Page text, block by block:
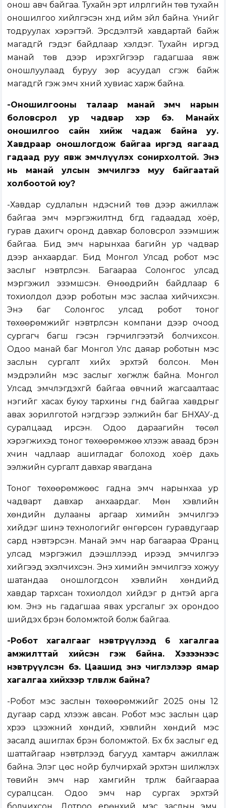
онош авч байгаа. Тухайн эрт илрүүлгийн төв тухайн
оношилгоо хийлгэсэн хүнд ийм зүйл байна. Үүнийг
тодруулах хэрэгтэй. Эрсдэлтэй хавдартай байж
магадгүй гэдэг байдлаар хэлдэг. Тухайн иргэд
манай төв дээр ирэхгүйгээр гадагшаа явж
оношлуулаад буруу зөрүү асуудал үүсгэж байж
магадгүй гэж эмч хүний хувиас харж байна.
-Оношилгооны талаар манай эмч нарын
боловсрол ур чадвар хэр бэ. Манайх
оношилгоо сайн хийж чадаж байна уу.
Хавдраар оношлогдож байгаа иргэд яагаад
гадаад руу явж эмчлүүлэх сонирхолтой. Энэ
нь манай улсын эмчилгээ муу байгаатай
холбоотой юу?
-Хавдар судлалын үндэсний төв дээр ажиллаж
байгаа эмч мэргэжилтнүүд бүгд гадаадад хоёр,
гурав дахигч оронд давхар боловсрол эзэмшиж
байгаа. Бид эмч нарынхаа багийн ур чадвар
дээр анхаардаг. Бид Монгол Улсад робот мэс
заслыг нэвтрүүлсэн. Багаараа Солонгос улсад
мэргэжил эзэмшсэн. Өнөөдрийн байдлаар 6
тохиолдол дээр роботын мэс заслаа хийчихсэн.
Энэ баг Солонгос улсад робот тоног
төхөөрөмжийг нэвтрүүлсэн компани дээр очоод
сургагч багш гэсэн гэрчилгээтэй болчихсон.
Одоо манай баг Монгол Улс даяар роботын мэс
заслын сургалт хийх эрхтэй болсон. Мөн
мэдрэлийн мэс заслыг хөгжүүлж байна. Монгол
Улсад эмчлэгдэхгүй байгаа өвчний жагсаалтаас
нэгийг хасах буюу тархины гүнд байгаа хавдрыг
авах зорилготой нэгдүгээр ээлжийн баг БНХАУ-д
суралцаад ирсэн. Одоо дараагийн төсөл
хэрэгжихэд тоног төхөөрөмжөө хүлээж аваад бүрэн
хүчин чадлаар ашигладаг болоход хоёр дахь
ээлжийн сургалт давхар явагдана
Тоног төхөөрөмжөөс гадна эмч нарынхаа ур
чадварт давхар анхаардаг. Мөн хэвлийн
хөндийн дулааны аргаар химийн эмчилгээ
хийдэг шинэ технологийг өнгөрсөн гуравдугаар
сард нэвтэрсэн. Манай эмч нар багаараа Франц
улсад мэргэжил дээшлүүлээд ирээд эмчилгээ
хийгээд эхэлчихсэн. Энэ химийн эмчилгээ хожуу
шатандаа оношлогдсон хэвлийн хөндийд
хавдар тархсан тохиолдол хийдэг үр дүнтэй арга
юм. Энэ нь гадагшаа явах урсгалыг эх орондоо
шийдэх бүрэн боломжтой болж байгаа.
-Робот хагалгааг нэвтрүүлээд 6 хагалгаа
амжилттай хийсэн гэж байна. Хэзээнээс
нэвтрүүлсэн бэ. Цаашид энэ чиглэлээр ямар
хагалгаа хийхээр төлөвлөж байна?
-Робот мэс заслын төхөөрөмжийг 2025 оны 12
дугаар сард хүлээж авсан. Робот мэс заслын цар
хүрээ цээжний хөндий, хэвлийн хөндий мэс
засалд ашиглах бүрэн боломжтой. Бүх бүх заслыг үед
шаттайгаар нэвтрүүлээд багууд хамтарч ажиллаж
байна. Элэг цөс нойр булчирхай эрхтэн шилжүүлэх
төвийн эмч нар хамгийн түрүүлж байгаараа
суралцсан. Одоо эмч нар сургах эрхтэй